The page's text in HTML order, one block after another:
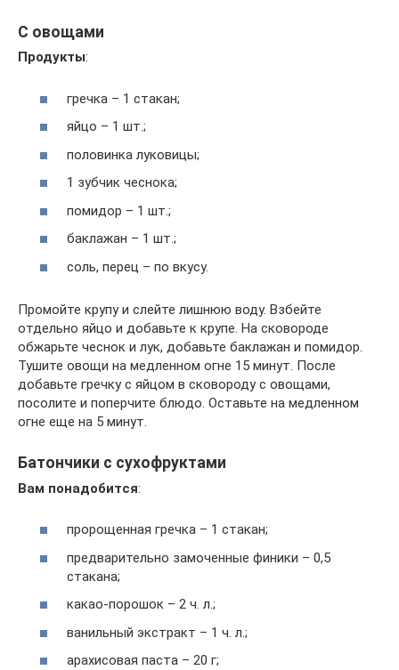
С овощами
Продукты:
гречка – 1 стакан;
яйцо – 1 шт.;
половинка луковицы;
1 зубчик чеснока;
помидор – 1 шт.;
баклажан – 1 шт.;
соль, перец – по вкусу.
Промойте крупу и слейте лишнюю воду. Взбейте
отдельно яйцо и добавьте к крупе. На сковороде
обжарьте чеснок и лук, добавьте баклажан и помидор.
Тушите овощи на медленном огне 15 минут. После
добавьте гречку с яйцом в сковороду с овощами,
посолите и поперчите блюдо. Оставьте на медленном
огне еще на 5 минут.
Батончики с сухофруктами
Вам понадобится:
пророщенная гречка – 1 стакан;
предварительно замоченные финики – 0,5
стакана;
какао-порошок – 2 ч. л.;
ванильный экстракт – 1 ч. л.;
арахисовая паста – 20 г;